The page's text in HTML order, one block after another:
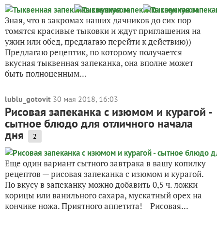
Зная, что в закромах наших дачников до сих пор
томятся красивые тыковки и ждут приглашения на
ужин или обед, предлагаю перейти к действию))
Предлагаю рецептик, по которому получается
вкусная тыквенная запеканка, она вполне может
быть полноценным...
lublu_gotovit 30 мая 2018, 16:03
Рисовая запеканка с изюмом и курагой -
сытное блюдо для отличного начала
дня 2
Еще один вариант сытного завтрака в вашу копилку
рецептов — рисовая запеканка с изюмом и курагой.
По вкусу в запеканку можно добавить 0,5 ч. ложки
корицы или ванильного сахара, мускатный орех на
кончике ножа. Приятного аппетита! Рисовая...